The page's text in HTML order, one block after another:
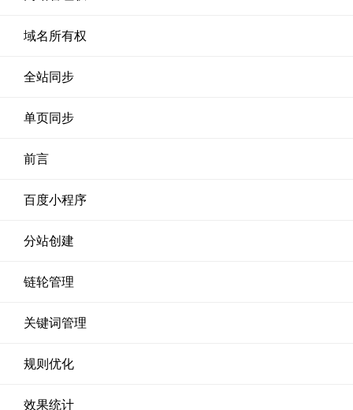
域名所有权
全站同步
单页同步
前言
百度小程序
分站创建
链轮管理
关键词管理
规则优化
效果统计